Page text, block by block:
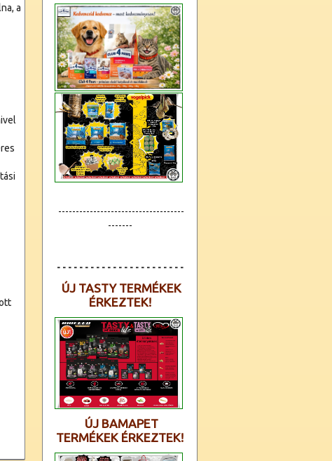
a
------------------------------------
-------
- - - - - - - - - - - - - - - - - - - - - - -
ÚJ TASTY TERMÉKEK
ÉRKEZTEK!
ÚJ BAMAPET
TERMÉKEK ÉRKEZTEK!